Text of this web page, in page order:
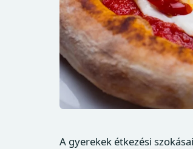
A gyerekek étkezési